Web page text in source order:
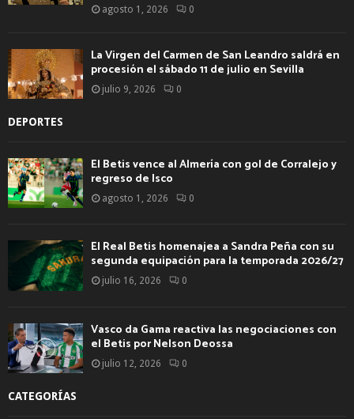
agosto 1, 2026 0
La Virgen del Carmen de San Leandro saldrá en
procesión el sábado 11 de julio en Sevilla
julio 9, 2026 0
DEPORTES
El Betis vence al Almería con gol de Corralejo y
regreso de Isco
agosto 1, 2026 0
El Real Betis homenajea a Sandra Peña con su
segunda equipación para la temporada 2026/27
julio 16, 2026 0
Vasco da Gama reactiva las negociaciones con
el Betis por Nelson Deossa
julio 12, 2026 0
CATEGORÍAS